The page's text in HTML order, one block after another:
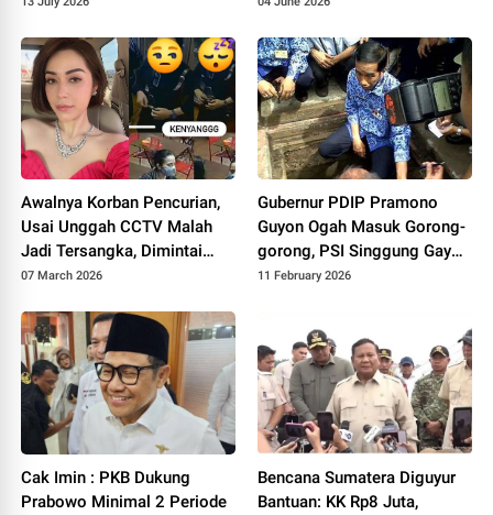
Awalnya Korban Pencurian,
Usai Unggah CCTV Malah
Jadi Tersangka, Dimintai
Rp1 M
07 March 2026
Gubernur PDIP Pramono
Guyon Ogah Masuk Gorong-
gorong, PSI Singgung Gaya
Kepemimpinan Jokowi yang
11 February 2026
Cak Imin : PKB Dukung
Prabowo Minimal 2 Periode
Bencana Sumatera Diguyur
Bantuan: KK Rp8 Juta,